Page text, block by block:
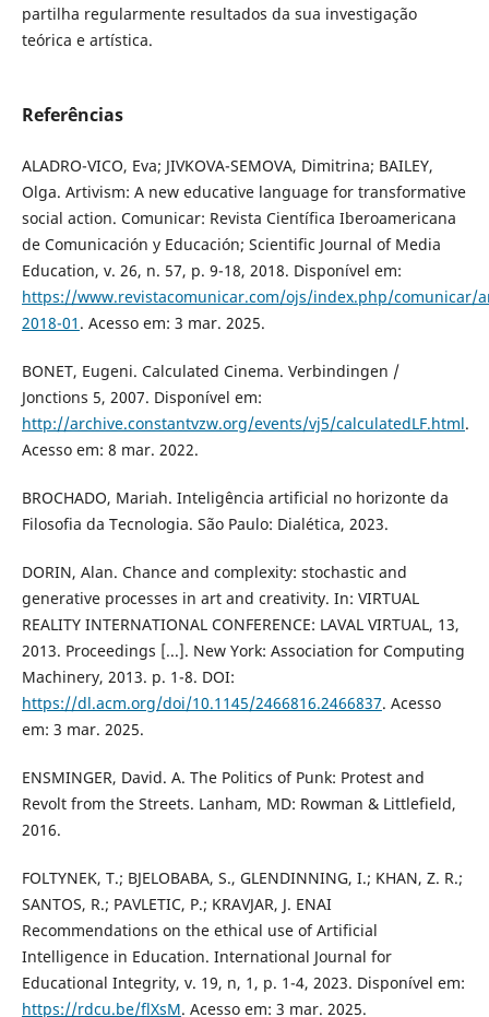
partilha regularmente resultados da sua investigação
teórica e artística.
Referências
ALADRO-VICO, Eva; JIVKOVA-SEMOVA, Dimitrina; BAILEY,
Olga. Artivism: A new educative language for transformative
social action. Comunicar: Revista Científica Iberoamericana
de Comunicación y Educación; Scientific Journal of Media
Education, v. 26, n. 57, p. 9-18, 2018. Disponível em:
https://www.revistacomunicar.com/ojs/index.php/comunicar/
2018-01 . Acesso em: 3 mar. 2025.
BONET, Eugeni. Calculated Cinema. Verbindingen /
Jonctions 5, 2007. Disponível em:
http://archive.constantvzw.org/events/vj5/calculatedLF.html.
Acesso em: 8 mar. 2022.
BROCHADO, Mariah. Inteligência artificial no horizonte da
Filosofia da Tecnologia. São Paulo: Dialética, 2023.
DORIN, Alan. Chance and complexity: stochastic and
generative processes in art and creativity. In: VIRTUAL
REALITY INTERNATIONAL CONFERENCE: LAVAL VIRTUAL, 13,
2013. Proceedings [...]. New York: Association for Computing
Machinery, 2013. p. 1-8. DOI:
https://dl.acm.org/doi/10.1145/2466816.2466837. Acesso
em: 3 mar. 2025.
ENSMINGER, David. A. The Politics of Punk: Protest and
Revolt from the Streets. Lanham, MD: Rowman & Littlefield,
2016.
FOLTYNEK, T.; BJELOBABA, S., GLENDINNING, I.; KHAN, Z. R.;
SANTOS, R.; PAVLETIC, P.; KRAVJAR, J. ENAI
Recommendations on the ethical use of Artificial
Intelligence in Education. International Journal for
Educational Integrity, v. 19, n, 1, p. 1-4, 2023. Disponível em:
https://rdcu.be/flXsM. Acesso em: 3 mar. 2025.